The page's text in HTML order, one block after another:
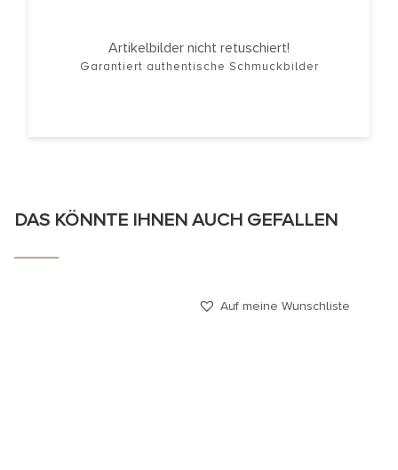
Artikelbilder nicht retuschiert!
Garantiert authentische Schmuckbilder
DAS KÖNNTE IHNEN AUCH GEFALLEN
Auf meine Wunschliste